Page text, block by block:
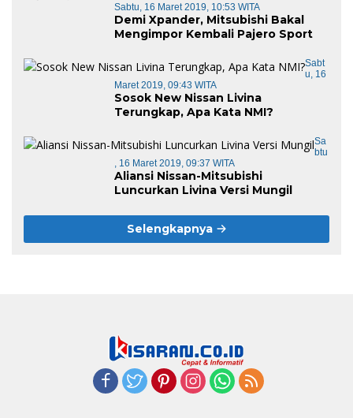
Sabtu, 16 Maret 2019, 10:53 WITA
Demi Xpander, Mitsubishi Bakal
Mengimpor Kembali Pajero Sport
Sabt
U, 16
Maret 2019, 09:43 WITA
Sosok New Nissan Livina
Terungkap, Apa Kata NMI?
Sa
Btu
, 16 Maret 2019, 09:37 WITA
Aliansi Nissan-Mitsubishi
Luncurkan Livina Versi Mungil
Selengkapnya